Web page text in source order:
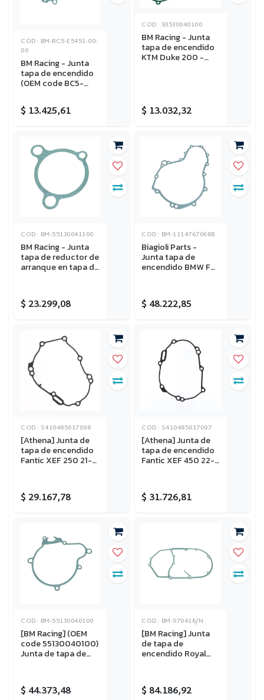
COD: BM-BC5-E5451-00-
00
BM Racing - Junta
tapa de encendido
(OEM code BC5-
Yamaha XTZ 250 -
YBR 250
$ 13.425,61
COD: 93530040100
BM Racing - Junta
tapa de encendido
KTM Duke 200 -
$ 13.032,32
COD: BM-55130041100
BM Racing - Junta
tapa de reductor de
arranque en tapa de
KTM 250-300 EXC-
XC 2004-2016
$23.299,08
COD: BM-11147670688
Biagioli Parts -
Junta tapa de
encendido BMW F
F 800GS 2008-
2018, F 800GS
$ 48.222,85
COD: S410485017098
[Athena] Junta de
tapa de encendido
Fantic XEF 250 21-
Yamaha WR 250F
20-26, YZ 250F 19-
$29.167,78
COD: S410485017097
[Athena] Junta de
tapa de encendido
Fantic XEF 450 22-
450F 21-23
$ 31.726,81
COD: BM-55130040100
[BM Racing] (OEM
code 55130040100)
Junta de tapa de
14, Husqvarna TE
250-300 15-16
$ 44.373,48
COD: BM-570416/N
[BM Racing] Junta
de tapa de
encendido Royal
$ 84.186,92